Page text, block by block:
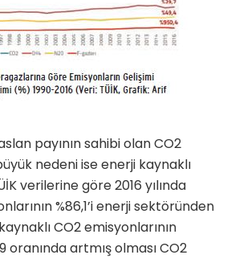
payının sa­hibi olan CO2
nedeni ise enerji kaynaklı
verilerine göre 2016 yılında
%86,1’i enerji sektöründen
CO2 emis­yonlarının
oranında artmış olması CO2